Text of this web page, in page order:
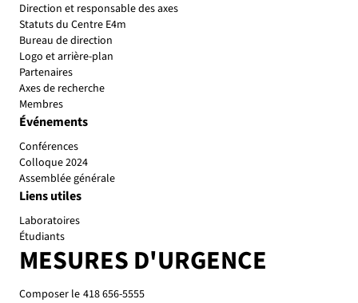
MESURES D'URGENCE
Composer le 418 656-5555
Direction et responsable des axes
Statuts du Centre E4m
Bureau de direction
Logo et arrière-plan
Partenaires
Axes de recherche
Membres
Événements
Conférences
Colloque 2024
Assemblée générale
Liens utiles
Laboratoires
Étudiants